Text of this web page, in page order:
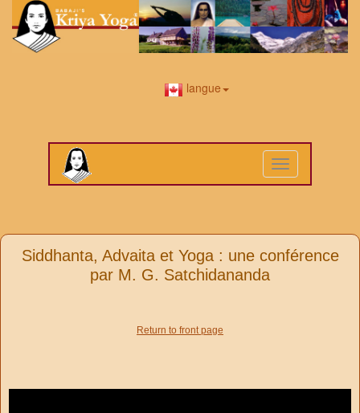
langue
Toggle
navigation
Siddhanta, Advaita et Yoga : une conférence
par M. G. Satchidananda
Return to front page